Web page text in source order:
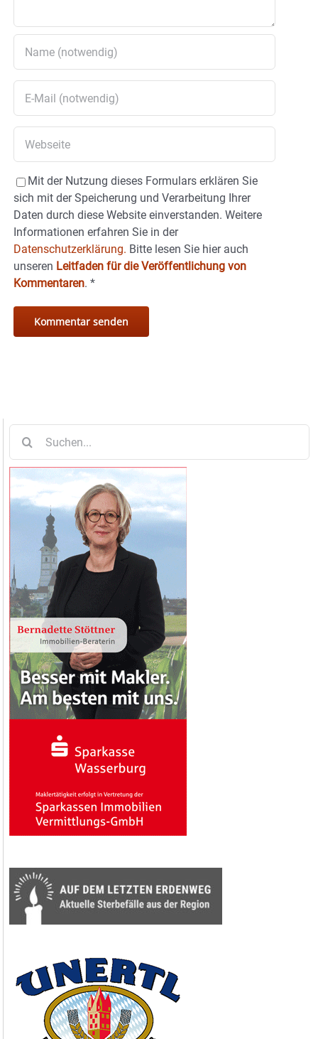
Mit der Nutzung dieses Formulars erklären Sie
sich mit der Speicherung und Verarbeitung Ihrer
Daten durch diese Website einverstanden. Weitere
Informationen erfahren Sie in der
Datenschutzerklärung. Bitte lesen Sie hier auch
unseren Leitfaden für die Veröffentlichung von
Kommentaren. *
nach: